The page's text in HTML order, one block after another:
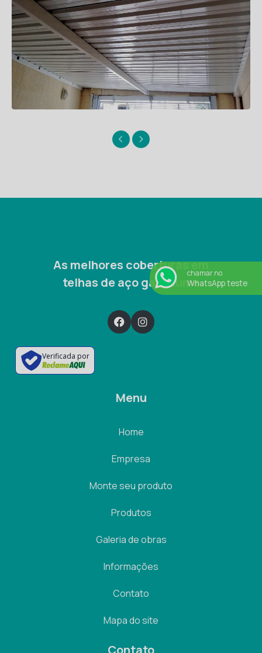
As melhores coberturas em
telhas de aço galvalume
Verificada por
Menu
Home
Empresa
Monte seu produto
Produtos
Galeria de obras
Informações
Contato
Mapa do site
Contato
chamar no
WhatsApp teste